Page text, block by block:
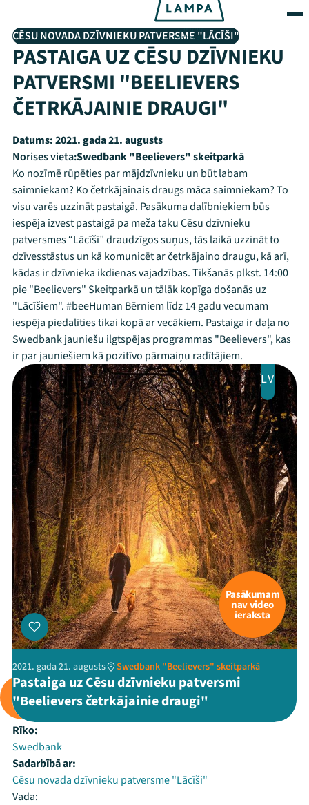
CĒSU NOVADA DZĪVNIEKU PATVERSME "LĀCĪŠI"
PASTAIGA UZ CĒSU DZĪVNIEKU
PATVERSMI "BEELIEVERS
ČETRKĀJAINIE DRAUGI"
Datums:2021. gada 21. augusts
Norises vieta:Swedbank "Beelievers" skeitparkā
Ko nozīmē rūpēties par mājdzīvnieku un būt labam
saimniekam? Ko četrkājainais draugs māca saimniekam? To
visu varēs uzzināt pastaigā. Pasākuma dalībniekiem būs
iespēja izvest pastaigā pa meža taku Cēsu dzīvnieku
patversmes “Lācīšī” draudzīgos suņus, tās laikā uzzināt to
dzīvesstāstus un kā komunicēt ar četrkājaino draugu, kā arī,
kādas ir dzīvnieka ikdienas vajadzības. Tikšanās plkst. 14:00
pie "Beelievers" Skeitparkā un tālāk kopīga došanās uz
"Lācīšiem". #beeHuman Bērniem līdz 14 gadu vecumam
iespēja piedalīties tikai kopā ar vecākiem. Pastaiga ir daļa no
Swedbank jauniešu ilgtspējas programmas "Beelievers", kas
ir par jauniešiem kā pozitīvo pārmaiņu radītājiem.
LV
Pasākumam
nav video
ieraksta
2021. gada 21. augusts Swedbank "Beelievers" skeitparkā
Pastaiga uz Cēsu dzīvnieku patversmi
"Beelievers četrkājainie draugi"
Rīko:
Swedbank
Sadarbībā ar:
Cēsu novada dzīvnieku patversme "Lācīši"
Vada: